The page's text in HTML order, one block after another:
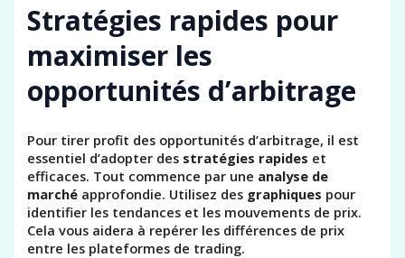
Stratégies rapides pour
maximiser les
opportunités d’arbitrage
Pour tirer profit des opportunités d’arbitrage, il est
essentiel d’adopter des stratégies rapides et
efficaces. Tout commence par une analyse de
marché approfondie. Utilisez des graphiques pour
identifier les tendances et les mouvements de prix.
Cela vous aidera à repérer les différences de prix
entre les plateformes de trading.